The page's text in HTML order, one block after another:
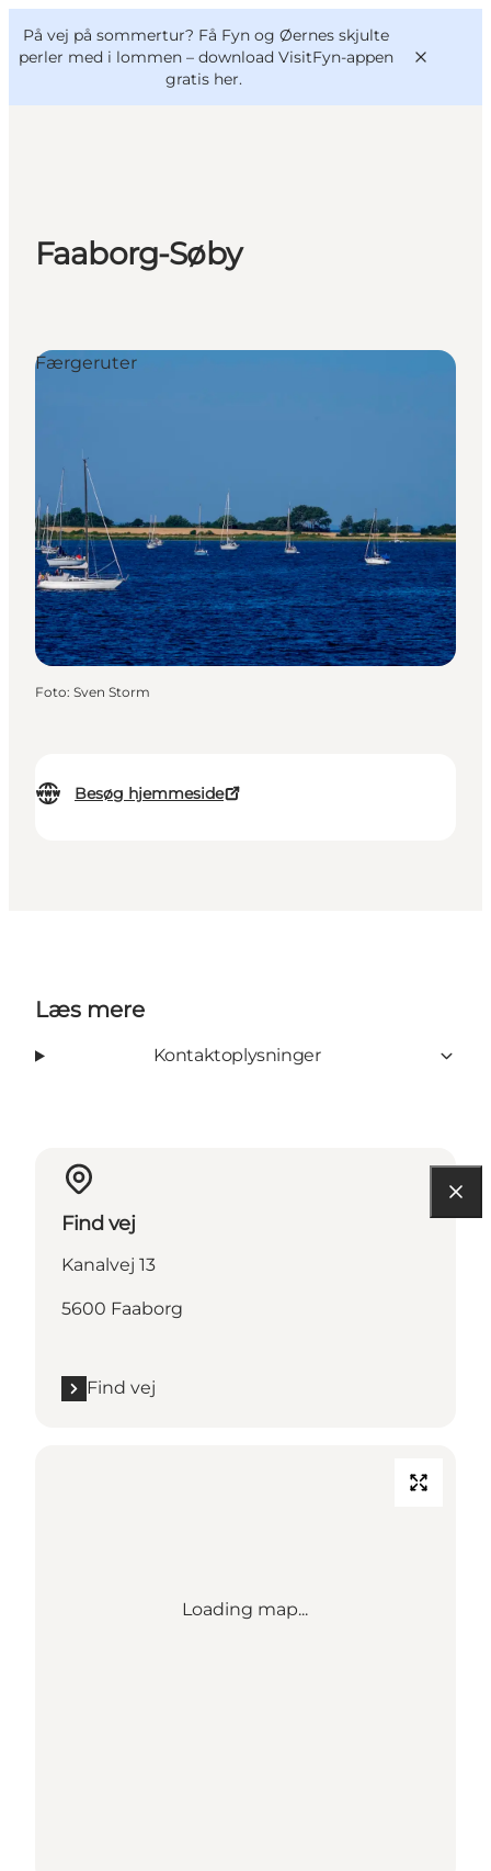
På vej på sommertur? Få Fyn og Øernes skjulte
perler med i lommen – download VisitFyn-appen
gratis her.
Oplevelser
Outdoor
Book lokale oplevelser
VisitFyn
Deutsch
Faaborg-Søby
Besøg hjemmeside
Færgeruter
Foto: Sven Storm
Læs mere
Kontaktoplysninger
Find vej
Kanalvej 13
5600 Faaborg
Find vej
Loading map...